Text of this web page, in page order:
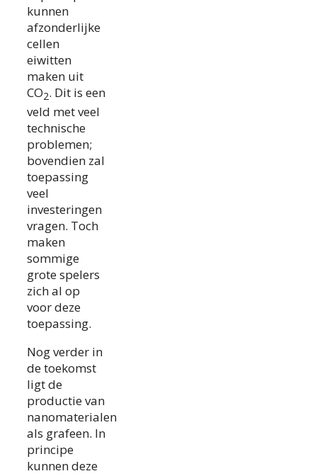
kunnen
afzonderlijke
cellen
eiwitten
maken uit
CO2. Dit is een
veld met veel
technische
problemen;
bovendien zal
toepassing
veel
investeringen
vragen. Toch
maken
sommige
grote spelers
zich al op
voor deze
toepassing.
Nog verder in
de toekomst
ligt de
productie van
nanomaterialen
als grafeen. In
principe
kunnen deze